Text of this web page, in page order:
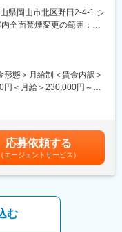
との信頼関係をじっくり
縛られない柔軟な提案力
メーカー研修など充実し
2日制（土日祝）、残業は
イカー通勤可、転勤は当
ダーや管理職などキャリ
ツ・パン・おにぎり・惣
をお任せします。
商品コンセプトや売り
形状・機能・素材・コス
まえた課題解決提案
化サポート
識を習得していただきま
解や提案方法を学び、そ
県岡山市北区野田2-4-1 シ
全面禁煙変更の範囲：会
態＞月給制＜賃金内訳＞
円＜月給＞230,000円～
■昇給：年1回 賃金は
じて上下する可能性があ
記です。
応募依頼する
（エージェントサービス）
む